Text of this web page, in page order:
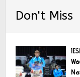
Don't Miss